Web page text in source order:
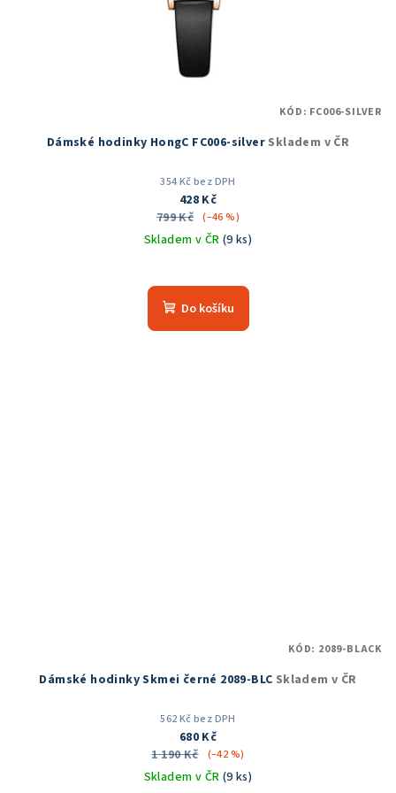
Dámské hodinky HongC FC006-silver Skladem v ČR
354 Kč bez DPH
428 Kč
799 Kč (–46 %)
Skladem v ČR (9 ks)
Do košíku
KÓD: FC006-SILVER
Dámské hodinky Skmei černé 2089-BLC Skladem v ČR
562 Kč bez DPH
680 Kč
1 190 Kč
(–42 %)
Skladem v ČR (9 ks)
KÓD: 2089-BLACK